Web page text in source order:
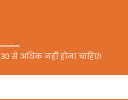
से अधिक नहीं होना चाहिए!